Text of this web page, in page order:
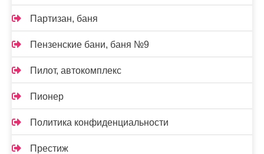
Партизан, баня
Пензенские бани, баня №9
Пилот, автокомплекс
Пионер
Политика конфиденциальности
Престиж